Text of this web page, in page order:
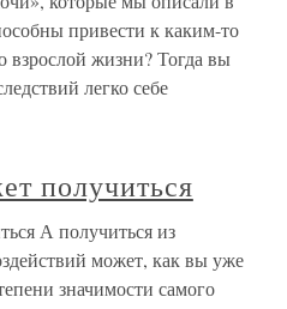
привести к каким-то
взрослой жизни? Тогда вы
легко себе
получиться
А получиться из
может, как вы уже
значимости самого